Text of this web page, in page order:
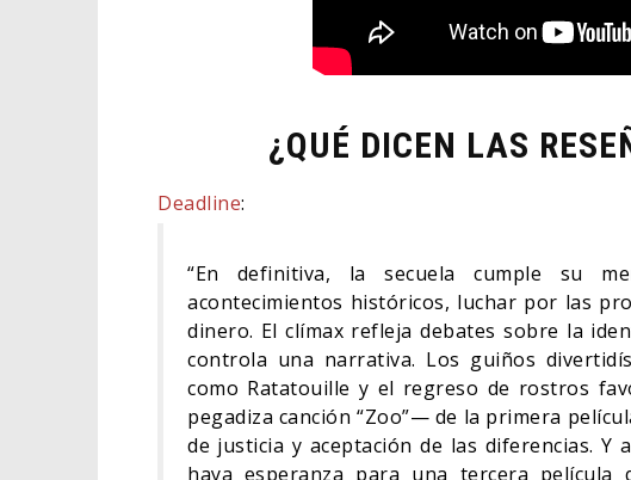
¿QUÉ DICEN LAS
Deadline:
“En definitiva, la secuela cumple su
acontecimientos históricos, luchar por las
dinero. El clímax refleja debates sobre la
controla una narrativa. Los guiños
como Ratatouille y el regreso de rostros
pegadiza canción “Zoo”— de la primera
de justicia y aceptación de las diferencias.
haya esperanza para una tercera